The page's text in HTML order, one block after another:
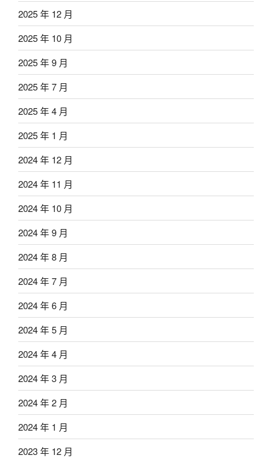
2025 年 12 月
2025 年 10 月
2025 年 9 月
2025 年 7 月
2025 年 4 月
2025 年 1 月
2024 年 12 月
2024 年 11 月
2024 年 10 月
2024 年 9 月
2024 年 8 月
2024 年 7 月
2024 年 6 月
2024 年 5 月
2024 年 4 月
2024 年 3 月
2024 年 2 月
2024 年 1 月
2023 年 12 月